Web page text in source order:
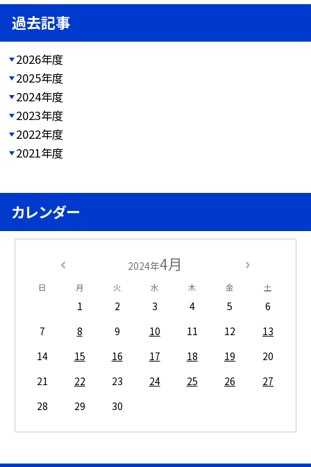
過去記事
2026年度
2025年度
2024年度
2023年度
2022年度
2021年度
カレンダー
2024年4月
日 月 火 水 木 金 土
1 2 3 4 5
6
7
8 9 10 11 12
13
14
15 16 17 18 19
20
21
22 23 24 25 26
27
28
29 30